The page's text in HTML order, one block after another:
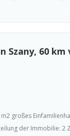
Szany, 60 km
großes
der Immobilie: 2